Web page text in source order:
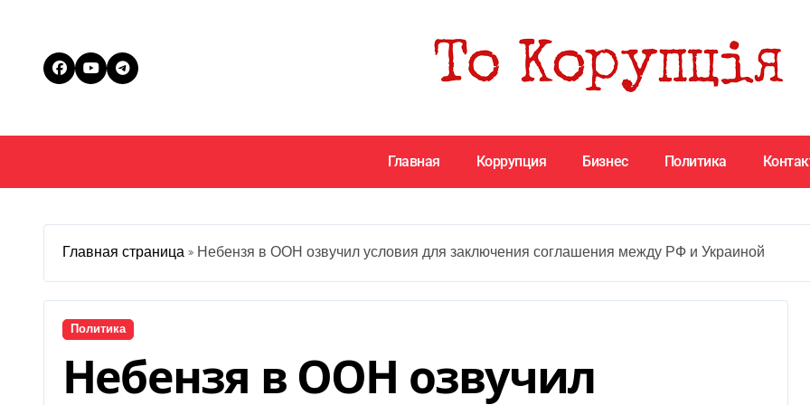
Главная Коррупция Бизнес Политика
Главная страница » Небензя в ООН озвучил условия для заключения соглашения между РФ и Украиной
Политика
Небензя в ООН озвучил